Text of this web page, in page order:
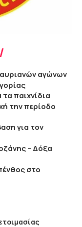
αυριανών αγώνων
παιχνίδια
την περίοδο
για τον
– Δόξα
στο